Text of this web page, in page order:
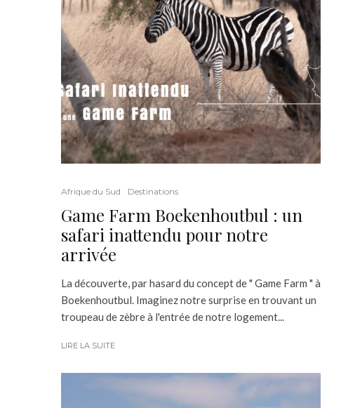
Afrique du Sud Destinations
Game Farm Boekenhoutbul : un
safari inattendu pour notre
arrivée
La découverte, par hasard du concept de " Game Farm " à
Boekenhoutbul. Imaginez notre surprise en trouvant un
troupeau de zèbre à l'entrée de notre logement...
LIRE LA SUITE